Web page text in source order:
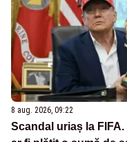
8 aug. 2026, 09:22
Scandal uriaș la